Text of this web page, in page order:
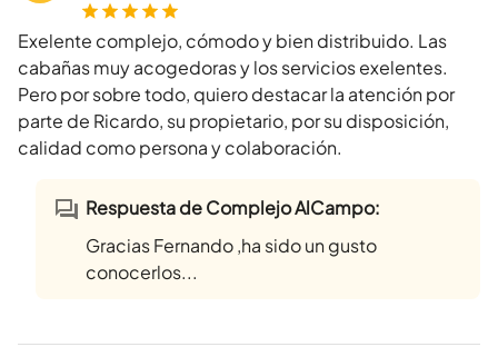
Exelente complejo, cómodo y bien distribuido. Las
cabañas muy acogedoras y los servicios exelentes.
Pero por sobre todo, quiero destacar la atención por
parte de Ricardo, su propietario, por su disposición,
calidad como persona y colaboración.
Respuesta de Complejo AlCampo:
Gracias Fernando ,ha sido un gusto
conocerlos...